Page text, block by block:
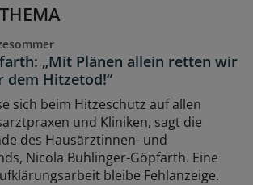
„Mit Plänen allein retten wir
dem Hitzetod!“
sich beim Hitzeschutz auf allen
und Kliniken, sagt die
des Hausärztinnen- und
Nicola Buhlinger-Göpfarth. Eine
bleibe Fehlanzeige.